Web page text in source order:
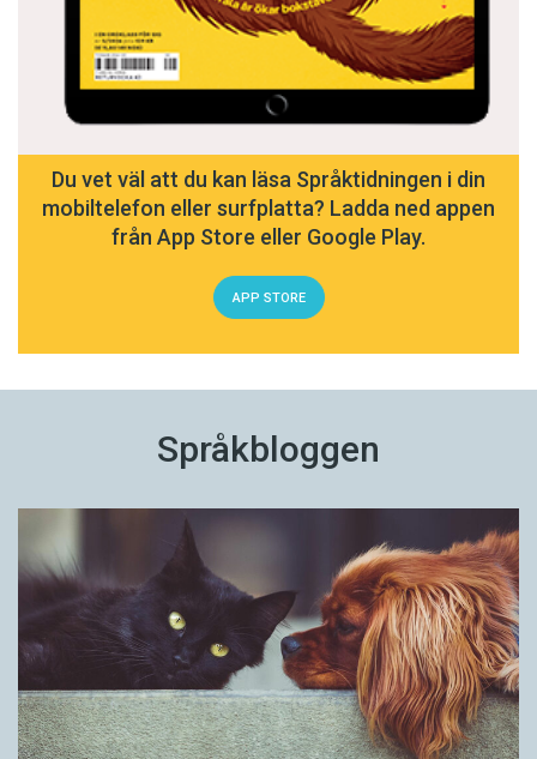
Du vet väl att du kan läsa Språktidningen i din
mobiltelefon eller surfplatta? Ladda ned appen
från App Store eller Google Play.
APP STORE
Språkbloggen